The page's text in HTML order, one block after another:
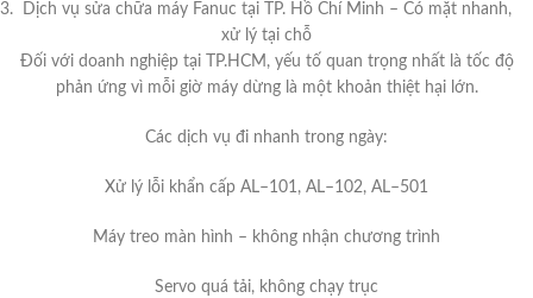
Dịch vụ sửa chữa máy Fanuc tại TP. Hồ Chí Minh – Có mặt nhanh,
xử lý tại chỗ
Đối với doanh nghiệp tại TP.HCM, yếu tố quan trọng nhất là tốc độ
phản ứng vì mỗi giờ máy dừng là một khoản thiệt hại lớn.
Các dịch vụ đi nhanh trong ngày:
Xử lý lỗi khẩn cấp AL–101, AL–102, AL–501
Máy treo màn hình – không nhận chương trình
Servo quá tải, không chạy trục